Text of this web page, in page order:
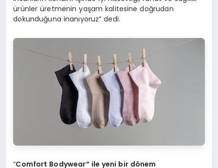
ürünler üretmenin yaşam kalitesine doğrudan
dokunduğuna inanıyoruz” dedi.
“Comfort Bodywear” ile yeni bir dönem